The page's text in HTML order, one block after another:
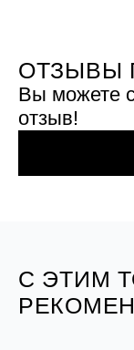
ОТЗЫВЫ
Вы можете
отзыв!
С ЭТИМ